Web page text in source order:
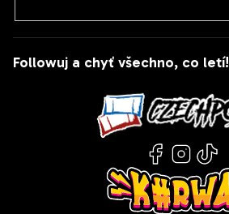
Followuj a chyť všechno, co letí!